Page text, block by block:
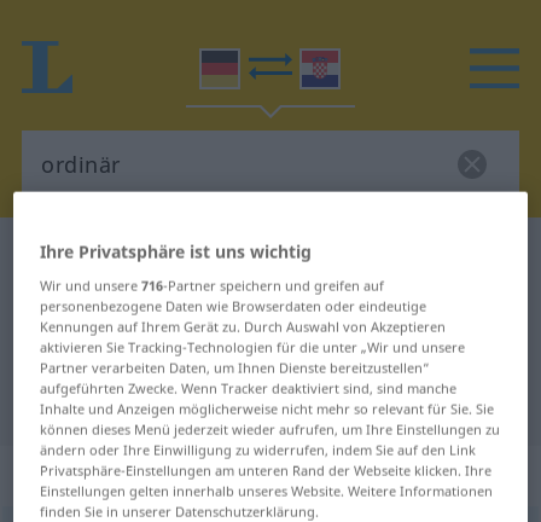
Deutsch-Kroatisch Wörterbuch
Deutsch-Kroatisch Übersetzung für
"ordinär"
"ordinär" Kroatisch Übersetzung
„ordinär“: Adjektiv
Ihre Privatsphäre ist uns wichtig
Wir und unsere716-Partner speichern und greifen auf
personenbezogene Daten wie Browserdaten oder eindeutige
Kennungen auf Ihrem Gerät zu. Durch Auswahl von Akzeptieren
aktivieren Sie Tracking-Technologien für die unter „Wir und unsere
Partner verarbeiten Daten, um Ihnen Dienste bereitzustellen“
aufgeführten Zwecke. Wenn Tracker deaktiviert sind, sind manche
Inhalte und Anzeigen möglicherweise nicht mehr so relevant für Sie. Sie
können dieses Menü jederzeit wieder aufrufen, um Ihre Einstellungen zu
ändern oder Ihre Einwilligung zu widerrufen, indem Sie auf den Link
Privatsphäre-Einstellungen am unteren Rand der Webseite klicken. Ihre
Einstellungen gelten innerhalb unseres Website. Weitere Informationen
finden Sie in unserer Datenschutzerklärung.